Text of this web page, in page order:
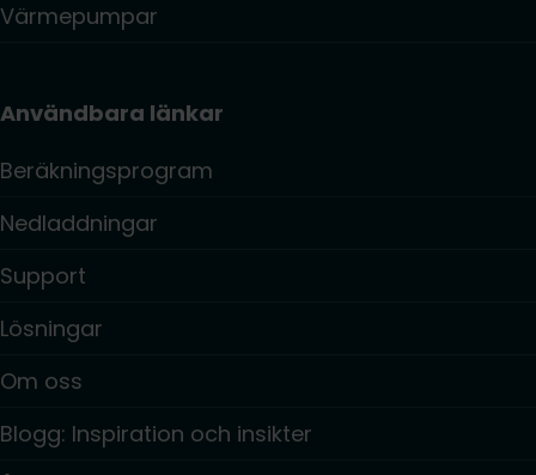
Värmepumpar
Användbara länkar
Beräkningsprogram
Nedladdningar
Support
Lösningar
Om oss
Blogg: Inspiration och insikter